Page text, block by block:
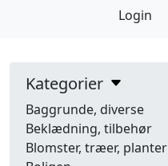
Login
Kategorier
Baggrunde, diverse
Beklædning, tilbehør
Blomster, træer, planter